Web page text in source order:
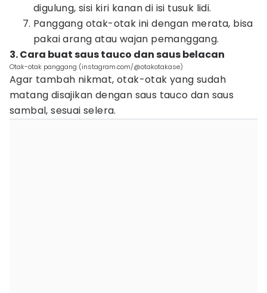
digulung, sisi kiri kanan di isi tusuk lidi.
Panggang otak-otak ini dengan merata, bisa
pakai arang atau wajan pemanggang.
3. Cara buat saus tauco dan saus belacan
Otak-otak panggang (instagram.com/@otakotakase)
Agar tambah nikmat, otak-otak yang sudah
matang disajikan dengan saus tauco dan saus
sambal, sesuai selera.